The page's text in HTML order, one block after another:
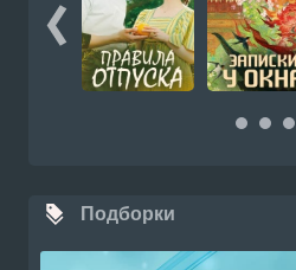
Подборки